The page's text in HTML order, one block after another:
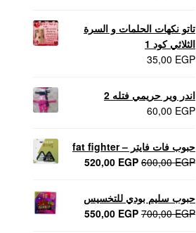
تاتو نكهات الحلمات و السرة
الثلاثي كود 1
35,00 EGP
اندر وير حريمي فتله 2
60,00 EGP
حبوب فات فايتر – fat fighter
600,00EGP
السعر
600,00 EGP.
520,00 EGP
السعر
520,00 EGP.
حبوب سليم بودي للتخسيس
700,00EGP
السعر550,00 EGP
السعر